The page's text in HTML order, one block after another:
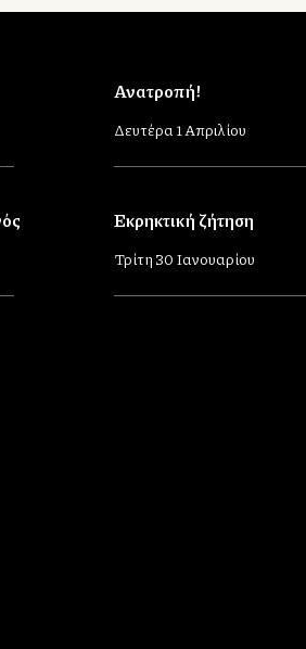
Ανατροπή!
Δευτέρα 1 Απριλίου
Εκρηκτική ζήτηση
Τρίτη 30 Ιανουαρίου